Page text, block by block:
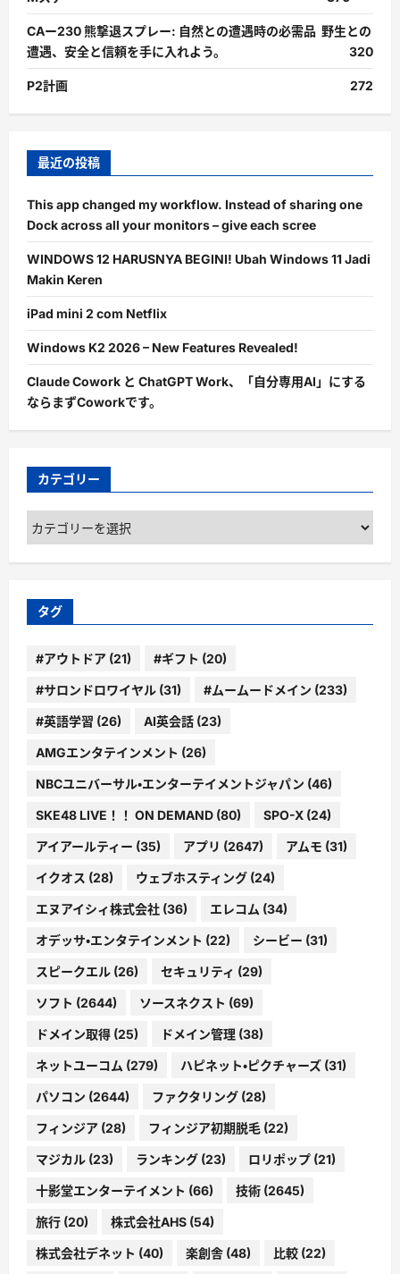
CAー230 熊撃退スプレー: 自然との遭遇時の必需品 野生との
遭遇、安全と信頼を手に入れよう。
320
P2計画 272
最近の投稿
This app changed my workflow. Instead of sharing one
Dock across all your monitors – give each scree
WINDOWS 12 HARUSNYA BEGINI! Ubah Windows 11 Jadi
Makin Keren
iPad mini 2 com Netflix
Windows K2 2026 – New Features Revealed!
Claude Cowork と ChatGPT Work、「自分専用AI」にする
ならまずCoworkです。
カテゴリー
カ
テ
ゴ
ー
タグ
#アウトドア (21) #ギフト (20)
#サロンドロワイヤル (31) #ムームードメイン (233)
#英語学習 (26) AI英会話 (23)
AMGエンタテインメント (26)
NBCユニバーサル・エンターテイメントジャパン (46)
SKE48 LIVE！！ ON DEMAND (80) SPO-X (24)
アイアールティー (35) アプリ (2647) アムモ (31)
イクオス (28) ウェブホスティング (24)
エヌアイシィ株式会社 (36) エレコム (34)
オデッサ・エンタテインメント (22) シービー (31)
スピークエル (26) セキュリティ (29)
ソフト (2644) ソースネクスト (69)
ドメイン取得 (25) ドメイン管理 (38)
ネットユーコム (279) ハピネット・ピクチャーズ (31)
パソコン (2644) ファクタリング (28)
フィンジア (28) フィンジア初期脱毛 (22)
マジカル (23) ランキング (23) ロリポップ (21)
十影堂エンターテイメント (66) 技術 (2645)
旅行 (20) 株式会社AHS (54)
株式会社デネット (40) 楽創舎 (48) 比較 (22)